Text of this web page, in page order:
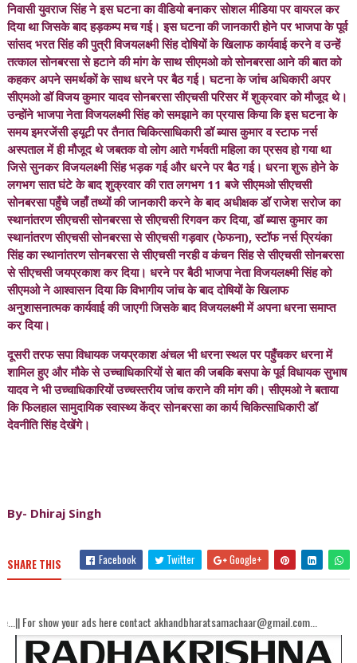
निवासी युवराज सिंह ने इस घटना का वीडियो बनाकर सोशल मीडिया पर वायरल कर
दिया था जिसके बाद हड़कम्प मच गई। इस घटना की जानकारी होने पर भाजपा के पूर्व
सांसद भरत सिंह की पुत्री विजयलक्ष्मी सिंह दोषियों के खिलाफ कार्यवाई करने व उन्हें
तत्काल सोनबरसा से हटाने की मांग के साथ सीएमओ को सोनबरसा आने की बात को
कहकर अपने समर्थकों के साथ धरने पर बैठ गई। घटना के जांच अधिकारी अपर
सीएमओ डॉ विजय कुमार यादव सोनबरसा सीएचसी परिसर में शुक्रवार को मौजूद थे।
उन्होंने भाजपा नेता विजयलक्ष्मी सिंह को समझाने का प्रयास किया कि इस घटना के
समय इमरजेंसी ड्यूटी पर तैनात चिकित्साधिकारी डॉ ब्यास कुमार व स्टाफ नर्स
अस्पताल में ही मौजूद थे जबतक वो लोग आते गर्भवती महिला का प्रसव हो गया था
जिसे सुनकर विजयलक्ष्मी सिंह भड़क गई और धरने पर बैठ गई। धरना शुरू होने के
लगभग सात घंटे के बाद शुक्रवार की रात लगभग 11 बजे सीएमओ सीएचसी
सोनबरसा पहुँचे जहाँ तथ्यों की जानकारी करने के बाद अधीक्षक डॉ राजेश सरोज का
स्थानांतरण सीएचसी सोनबरसा से सीएचसी रिगवन कर दिया, डॉ ब्यास कुमार का
स्थानांतरण सीएचसी सोनबरसा से सीएचसी गड़वार (फेफना), स्टॉफ नर्स प्रियंका
सिंह का स्थानांतरण सोनबरसा से सीएचसी नरही व कंचन सिंह से सीएचसी सोनबरसा
से सीएचसी जयप्रकाश कर दिया। धरने पर बैठी भाजपा नेता विजयलक्ष्मी सिंह को
सीएमओ ने आश्वासन दिया कि विभागीय जांच के बाद दोषियों के खिलाफ
अनुशासनात्मक कार्यवाई की जाएगी जिसके बाद विजयलक्ष्मी में अपना धरना समाप्त
कर दिया।
दूसरी तरफ सपा विधायक जयप्रकाश अंचल भी धरना स्थल पर पहुँचकर धरना में
शामिल हुए और मौके से उच्चाधिकारियों से बात की जबकि बसपा के पूर्व विधायक सुभाष
यादव ने भी उच्चाधिकारियों उच्चस्तरीय जांच कराने की मांग की। सीएमओ ने बताया
कि फिलहाल सामुदायिक स्वास्थ्य केंद्र सोनबरसा का कार्य चिकित्साधिकारी डॉ
देवनीति सिंह देखेंगे।
By- Dhiraj Singh
SHARE THIS Facebook Twitter Google+
ads here contact akhandbharatsamachaar@gmail.com...